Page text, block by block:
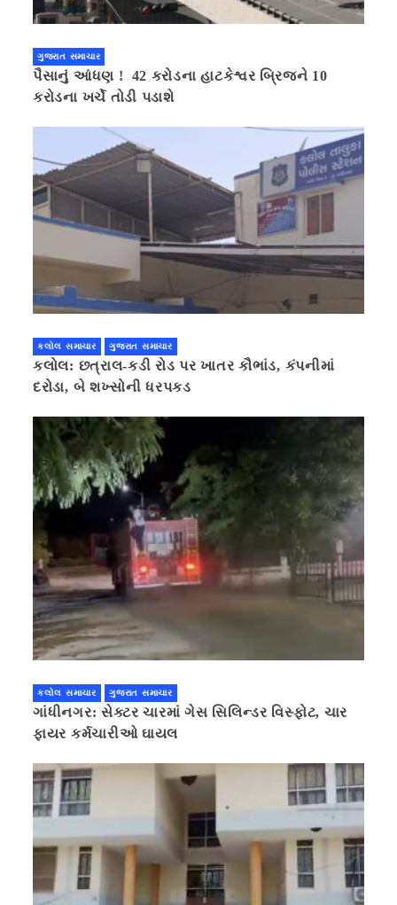
ગુજરાત સમાચાર
પૈસાનું આંધણ ! 42 કરોડના હાટકેશ્વર બ્રિજને 10
કરોડના ખર્ચે તોડી પડાશે
કલોલ સમાચાર ગુજરાત સમાચાર
કલોલ: છત્રાલ-કડી રોડ પર ખાતર કૌભાંડ, કંપનીમાં
દરોડા, બે શખ્સોની ધરપકડ
કલોલ સમાચાર ગુજરાત સમાચાર
ગાંધીનગર: સેક્ટર ચારમાં ગેસ સિલિન્ડર વિસ્ફોટ, ચાર
ફાયર કર્મચારીઓ ઘાયલ